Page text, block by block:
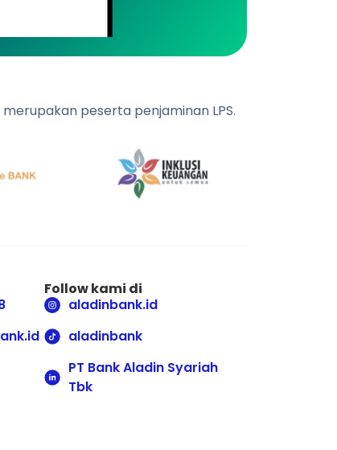
peserta penjaminan LPS.
Follow kami di
aladinbank.id
aladinbank
PT Bank Aladin Syariah
Tbk